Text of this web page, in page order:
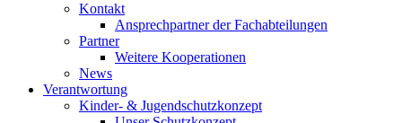
Kontakt
Ansprechpartner der Fachabteilungen
Partner
Weitere Kooperationen
News
Verantwortung
Kinder- & Jugendschutzkonzept